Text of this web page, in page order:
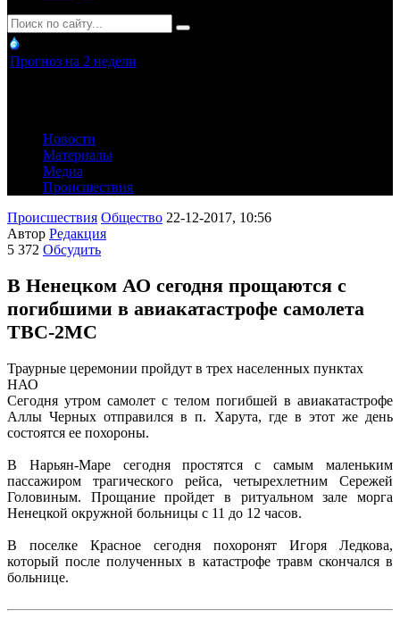
Прогноз на 2 недели
Новости
Материалы
Медиа
Происшествия
Происшествия Общество 22-12-2017, 10:56
Автор Редакция
5 372 Обсудить
В Ненецком АО сегодня прощаются с
погибшими в авиакатастрофе самолета
ТВС-2МС
Траурные церемонии пройдут в трех населенных пунктах
НАО
Сегодня утром самолет с телом погибшей в авиакатастрофе
Аллы Черных отправился в п. Харута, где в этот же день
состоятся ее похороны.
В Нарьян-Маре сегодня простятся с самым маленьким
пассажиром трагического рейса, четырехлетним Сережей
Головиным. Прощание пройдет в ритуальном зале морга
Ненецкой окружной больницы с 11 до 12 часов.
В поселке Красное сегодня похоронят Игоря Ледкова,
который после полученных в катастрофе травм скончался в
больнице.